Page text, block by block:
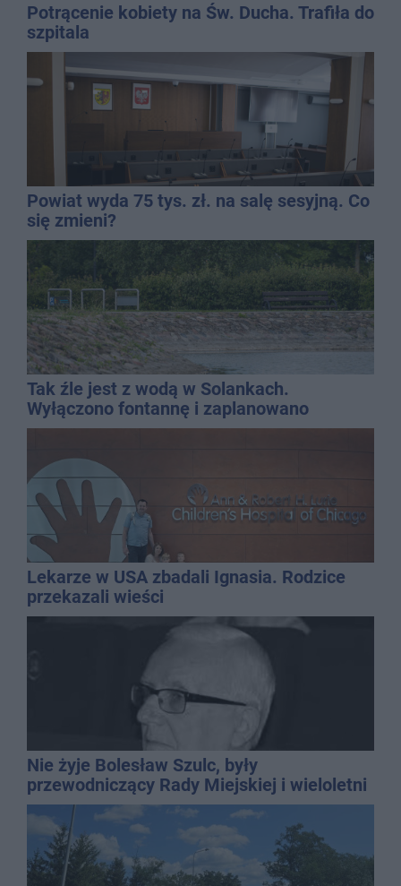
Potrącenie kobiety na Św. Ducha. Trafiła do
szpitala
Powiat wyda 75 tys. zł. na salę sesyjną. Co
się zmieni?
Tak źle jest z wodą w Solankach.
Wyłączono fontannę i zaplanowano
dolewkę
Lekarze w USA zbadali Ignasia. Rodzice
przekazali wieści
Nie żyje Bolesław Szulc, były
przewodniczący Rady Miejskiej i wieloletni
dyrektor SP 14